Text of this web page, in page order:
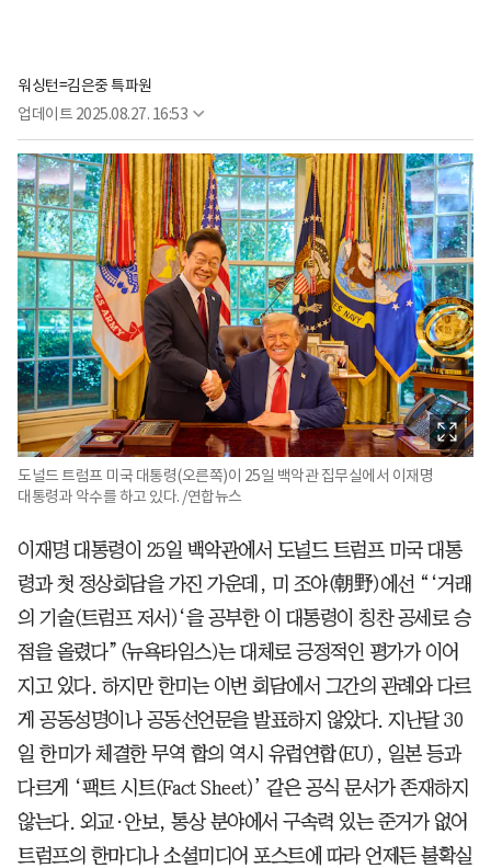
워싱턴=김은중 특파원
업데이트 2025.08.27. 16:53
도널드 트럼프 미국 대통령(오른쪽)이 25일 백악관 집무실에서 이재명
대통령과 악수를 하고 있다. /연합뉴스
이재명 대통령이 25일 백악관에서 도널드 트럼프 미국 대통
령과 첫 정상회담을 가진 가운데, 미 조야(朝野)에선 “‘거래
의 기술(트럼프 저서)‘을 공부한 이 대통령이 칭찬 공세로 승
점을 올렸다”(뉴욕타임스)는 대체로 긍정적인 평가가 이어
지고 있다. 하지만 한미는 이번 회담에서 그간의 관례와 다르
게 공동성명이나 공동선언문을 발표하지 않았다. 지난달 30
일 한미가 체결한 무역 합의 역시 유럽연합(EU), 일본 등과
다르게 ‘팩트 시트(Fact Sheet)’ 같은 공식 문서가 존재하지
않는다. 외교·안보, 통상 분야에서 구속력 있는 준거가 없어
트럼프의 한마디나 소셜미디어 포스트에 따라 언제든 불확실